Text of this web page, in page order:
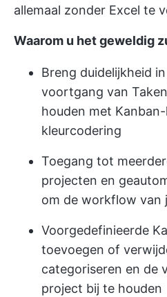
allemaal zonder Excel te
Waarom u het geweldig
Breng duidelijkheid
voortgang van
houden met
kleurcodering
Toegang tot
projecten en
om de workflow van
Voorgedefinieerde
toevoegen of
categoriseren en de
project bij te houden